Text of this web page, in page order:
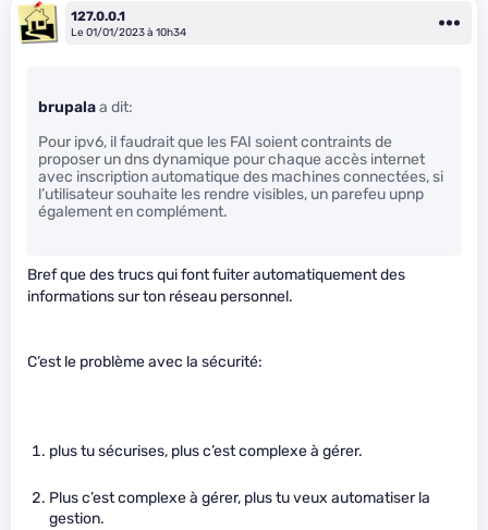
127.0.0.1
Le 01/01/2023 à 10h34
brupalaa dit:
Pour ipv6, il faudrait que les FAI soient contraints de
proposer un dns dynamique pour chaque accès internet
avec inscription automatique des machines connectées, si
l’utilisateur souhaite les rendre visibles, un parefeu upnp
également en complément.
Bref que des trucs qui font fuiter automatiquement des
informations sur ton réseau personnel.
C’est le problème avec la sécurité:
plus tu sécurises, plus c’est complexe à gérer.
Plus c’est complexe à gérer, plus tu veux automatiser la
gestion.